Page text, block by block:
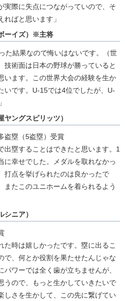
実際に失点につながっていので、そ
ばと思います」
ーイズ）※主将
た結果なので悔いはないです。（世
技術面は日本の野球が勝っていると
います。この世界大会の経験を生か
いです。U-15では4位でしたが、U-
ングスピリッツ）
盗塁（5盗塁）受賞
出塁することはできたと思います。1
に幸せでした。メダルを取れなかっ
打点を挙げられたのは良かったで
またこのユニホームを着られるよう
ニア）
た時は嬉しかったです。塁に出るこ
で、何とか役割を果たせたんじゃな
ワーでは全く歯が立ちませんが、
うので、もっと生かしていきたいで
しさを生かして、この先に繋げてい